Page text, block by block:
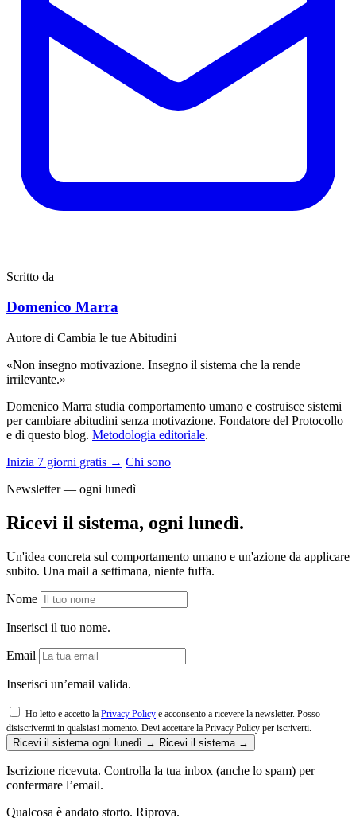
Scritto da
Domenico Marra
Autore di Cambia le tue Abitudini
«Non insegno motivazione. Insegno il sistema che la rende
irrilevante.»
Domenico Marra studia comportamento umano e costruisce sistemi
per cambiare abitudini senza motivazione. Fondatore del Protocollo
e di questo blog. Metodologia editoriale.
Inizia 7 giorni gratis → Chi sono
Newsletter — ogni lunedì
Ricevi il sistema, ogni lunedì.
Un'idea concreta sul comportamento umano e un'azione da applicare
subito. Una mail a settimana, niente fuffa.
Nome
Inserisci il tuo nome.
Email
Inserisci un’email valida.
Ho letto e accetto la Privacy Policy e acconsento a ricevere la newsletter. Posso
disiscrivermi in qualsiasi momento. Devi accettare la Privacy Policy per iscriverti.
Ricevi il sistema ogni lunedì → Ricevi il sistema →
Iscrizione ricevuta. Controlla la tua inbox (anche lo spam) per
confermare l’email.
Qualcosa è andato storto. Riprova.